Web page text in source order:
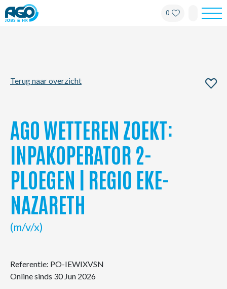
0
Kantoren
My AGO
Contact
NL FR
Terug naar overzicht
AGO WETTEREN ZOEKT:
INPAKOPERATOR 2-
PLOEGEN | REGIO EKE-
NAZARETH
(m/v/x)
Referentie: PO-IEWIXVSN
Online sinds 30 Jun 2026